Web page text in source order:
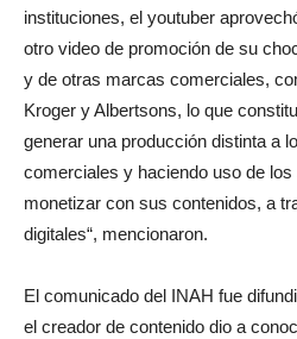
instituciones, el youtuber
otro video de promoción de su
y de otras marcas comerciales,
Kroger y Albertsons, lo que
generar una producción distinta a
comerciales y haciendo uso de
monetizar con sus contenidos, a
digitales“, mencionaron.
El comunicado del INAH fue
el creador de contenido dio a